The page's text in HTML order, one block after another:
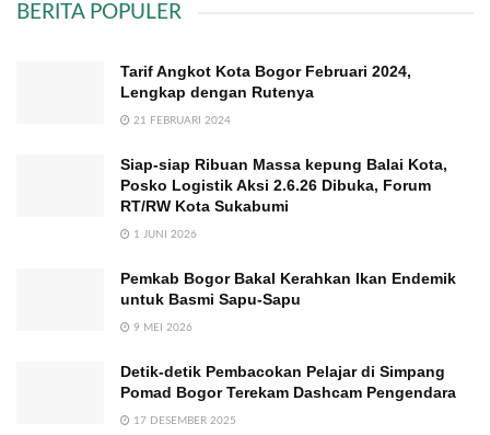
BERITA POPULER
Tarif Angkot Kota Bogor Februari 2024,
Lengkap dengan Rutenya
21 FEBRUARI 2024
Siap-siap Ribuan Massa kepung Balai Kota,
Posko Logistik Aksi 2.6.26 Dibuka, Forum
RT/RW Kota Sukabumi
1 JUNI 2026
Pemkab Bogor Bakal Kerahkan Ikan Endemik
untuk Basmi Sapu-Sapu
9 MEI 2026
Detik-detik Pembacokan Pelajar di Simpang
Pomad Bogor Terekam Dashcam Pengendara
17 DESEMBER 2025